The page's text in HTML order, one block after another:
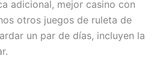
adicional, mejor casino con
otros juegos de ruleta de
un par de días, incluyen la